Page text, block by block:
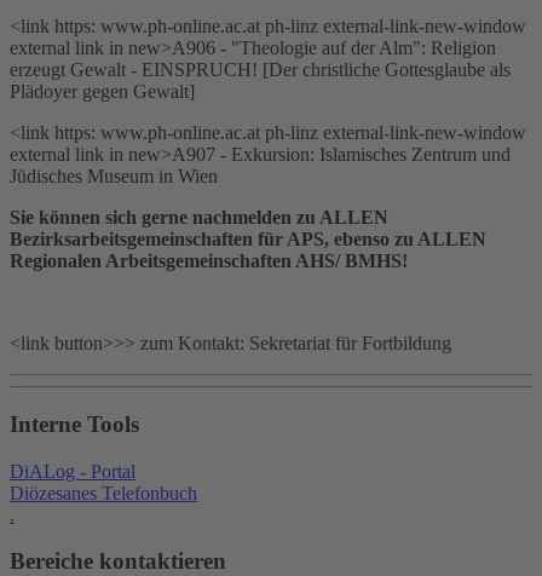
<link https: www.ph-online.ac.at ph-linz external-link-new-window
external link in new>A906 - "Theologie auf der Alm": Religion
erzeugt Gewalt - EINSPRUCH! [Der christliche Gottesglaube als
Plädoyer gegen Gewalt]
<link https: www.ph-online.ac.at ph-linz external-link-new-window
external link in new>A907 - Exkursion: Islamisches Zentrum und
Jüdisches Museum in Wien
Sie können sich gerne nachmelden zu ALLEN
Bezirksarbeitsgemeinschaften für APS, ebenso zu ALLEN
Regionalen Arbeitsgemeinschaften AHS/ BMHS!
<link button>>> zum Kontakt: Sekretariat für Fortbildung
Interne Tools
DiALog - Portal
Diözesanes Telefonbuch
.
Bereiche kontaktieren